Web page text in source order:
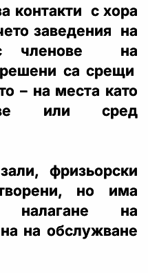
контакти с хора
заведения на
с членове на
са срещи
– на места като
или сред
фризьорски
но има
налагане на
на обслужване